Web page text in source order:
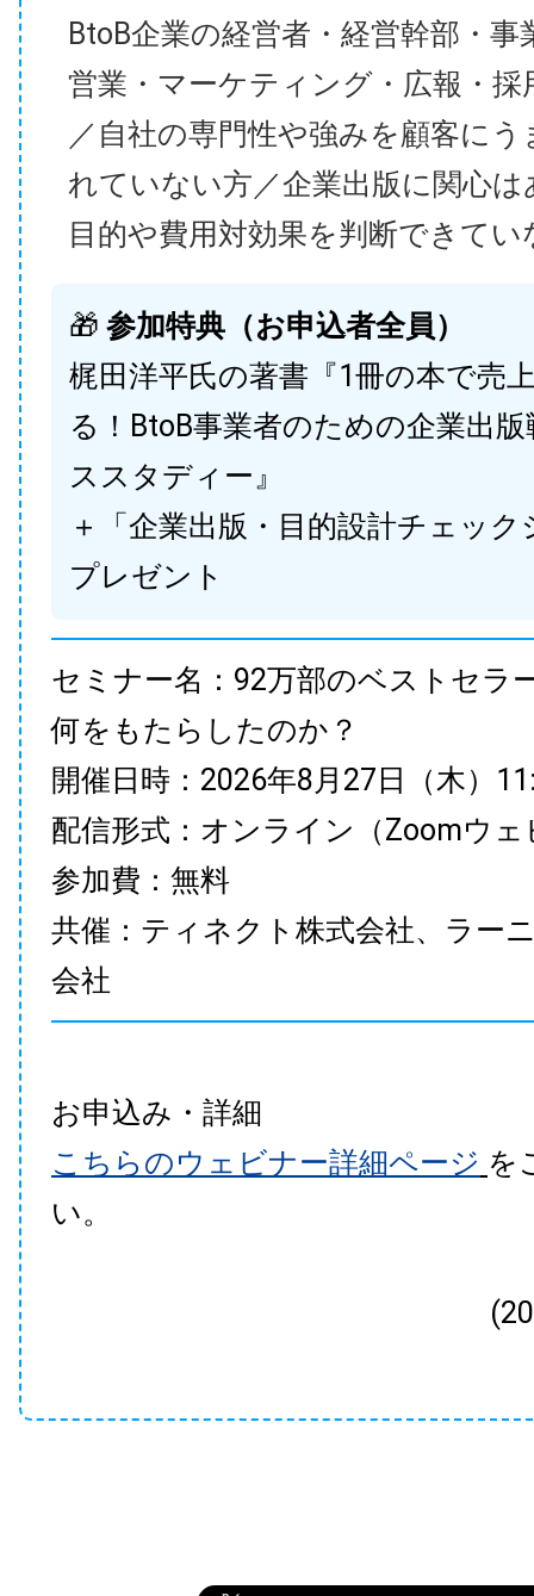
BtoB企業の経営者・経営幹部・事
営業・マーケティング・広報・採
／自社の専門性や強みを顧客に
れていない方／企業出版に関心
目的や費用対効果を判断できてい
🎁 参加特典（お申込者全員）
梶田洋平氏の著書『1冊の本で売
る！BtoB事業者のための企業出
ススタディー』
＋「企業出版・目的設計チェック
プレゼント
セミナー名：92万部のベストセラ
何をもたらしたのか？
開催日時：2026年8月27日（木）
配信形式：オンライン（Zoomウェ
参加費：無料
共催：ティネクト株式会社、ラー
会社
お申込み・詳細
こちらのウェビナー詳細ページ を
い。